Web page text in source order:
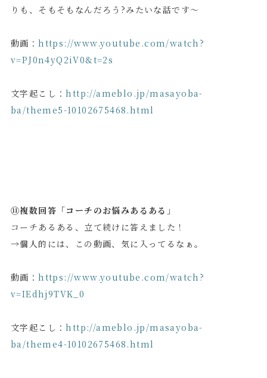
りも、そもそもなんだろう?みたいな話です～
動画：https://www.youtube.com/watch?
v=PJ0n4yQ2iV0&t=2s
文字起こし：http://ameblo.jp/masayoba-
ba/theme5-10102675468.html
⑪複数回答「コーチのお悩みあるある」
コーチあるある、立て続けに答えました！
→個人的には、この動画、気に入ってるなぁ。
動画：https://www.youtube.com/watch?
v=IEdhj9TVK_0
文字起こし：http://ameblo.jp/masayoba-
ba/theme4-10102675468.html